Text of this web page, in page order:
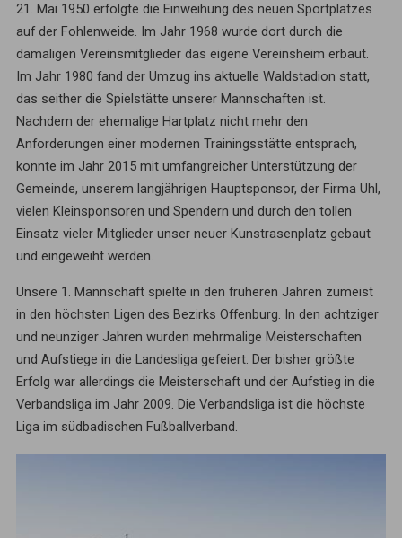
21. Mai 1950 erfolgte die Einweihung des neuen Sportplatzes
auf der Fohlenweide. Im Jahr 1968 wurde dort durch die
damaligen Vereinsmitglieder das eigene Vereinsheim erbaut.
Im Jahr 1980 fand der Umzug ins aktuelle Waldstadion statt,
das seither die Spielstätte unserer Mannschaften ist.
Nachdem der ehemalige Hartplatz nicht mehr den
Anforderungen einer modernen Trainingsstätte entsprach,
konnte im Jahr 2015 mit umfangreicher Unterstützung der
Gemeinde, unserem langjährigen Hauptsponsor, der Firma Uhl,
vielen Kleinsponsoren und Spendern und durch den tollen
Einsatz vieler Mitglieder unser neuer Kunstrasenplatz gebaut
und eingeweiht werden.
Unsere 1. Mannschaft spielte in den früheren Jahren zumeist
in den höchsten Ligen des Bezirks Offenburg. In den achtziger
und neunziger Jahren wurden mehrmalige Meisterschaften
und Aufstiege in die Landesliga gefeiert. Der bisher größte
Erfolg war allerdings die Meisterschaft und der Aufstieg in die
Verbandsliga im Jahr 2009. Die Verbandsliga ist die höchste
Liga im südbadischen Fußballverband.